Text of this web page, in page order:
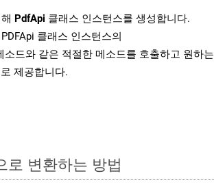
PdfApi 클래스 인스턴스를 생성합니다.
클래스 인스턴스의
소드와 같은 적절한 메소드를 호출하고 원하는
제공합니다.
로 변환하는 방법